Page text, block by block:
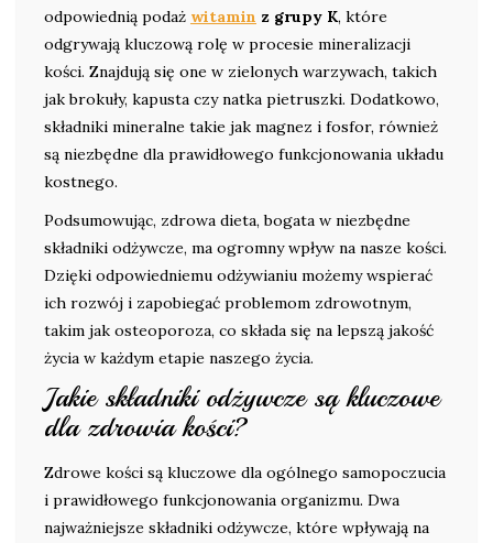
odpowiednią podaż witamin z grupy K, które
odgrywają kluczową rolę w procesie mineralizacji
kości. Znajdują się one w zielonych warzywach, takich
jak brokuły, kapusta czy natka pietruszki. Dodatkowo,
składniki mineralne takie jak magnez i fosfor, również
są niezbędne dla prawidłowego funkcjonowania układu
kostnego.
Podsumowując, zdrowa dieta, bogata w niezbędne
składniki odżywcze, ma ogromny wpływ na nasze kości.
Dzięki odpowiedniemu odżywianiu możemy wspierać
ich rozwój i zapobiegać problemom zdrowotnym,
takim jak osteoporoza, co składa się na lepszą jakość
życia w każdym etapie naszego życia.
Jakie składniki odżywcze są kluczowe
dla zdrowia kości?
Zdrowe kości są kluczowe dla ogólnego samopoczucia
i prawidłowego funkcjonowania organizmu. Dwa
najważniejsze składniki odżywcze, które wpływają na